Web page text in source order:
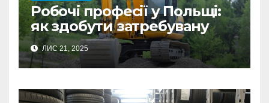
Робочі професії у Польщі:
як здобути затребувану
спеціальність та заробляти
гідні гроші
ЛИС 21, 2025